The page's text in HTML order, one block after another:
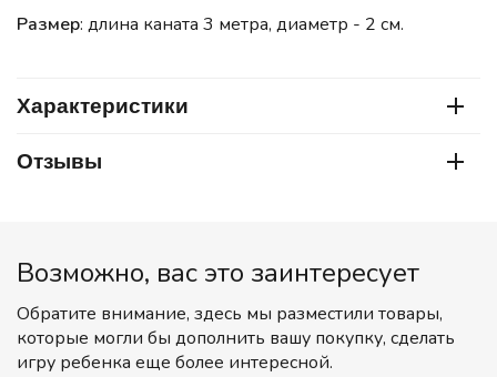
Размер: длина каната 3 метра, диаметр - 2 см.
Характеристики
Отзывы
Возможно, вас это заинтересует
Обратите внимание, здесь мы разместили товары,
которые могли бы дополнить вашу покупку, сделать
игру ребенка еще более интересной.